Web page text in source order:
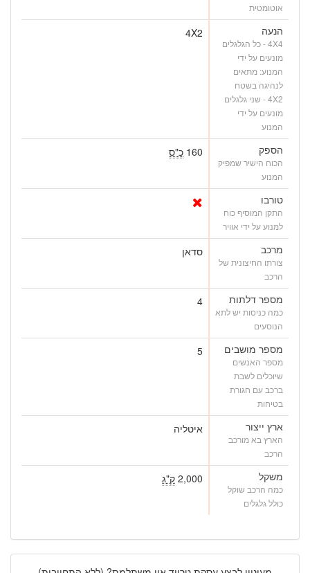
אוטומטית
הנעה
4X4 - כל הגלגלים
מונעים על ידי
המנוע: מתאים
לנהיגה בשטח
4X2 - שני גלגלים
מונעים על ידי
המנוע
4X2
הספק
הכוח הישיר שמפיק
המנוע
160 כ"ס
טורבו
התקן המוסיף כוח
למנוע על ידי אוויר
מרכב
צורתו החיצונית של
הרכב
סדאן
מספר דלתות
כמה כניסות יש לתא
הנוסעים
4
מספר מושבים
מספר האנשים
שיוכלים לשבת
ברכב עם חגורת
בטיחות
5
ארץ ייצור
הארץ בא מורכב
הרכב
איטליה
משקל
כמה הרכב שוקל
כולל גלגלים
2,000 ק"ג